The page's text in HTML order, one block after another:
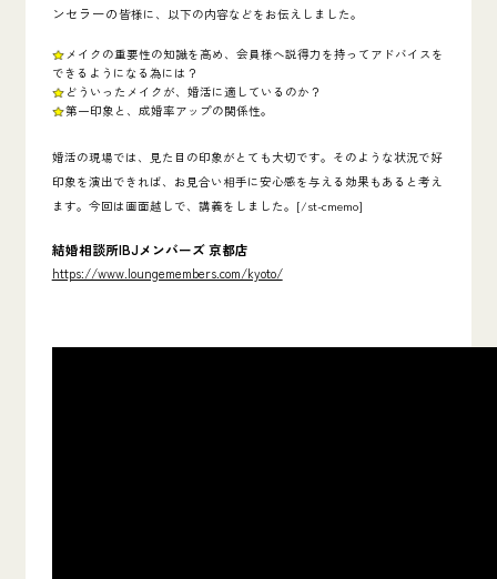
ンセラーの皆様に、以下の内容などをお伝えしました。
メイクの重要性の知識を高め、会員様へ説得力を持ってアドバイスを
できるようになる為には？
どういったメイクが、婚活に適しているのか？
第一印象と、成婚率アップの関係性。
婚活の現場では、見た目の印象がとても大切です。そのような状況で好
印象を演出できれば、お見合い相手に安心感を与える効果 もあると考え
ます。今回は画面越しで、講義をしました。[/st-cmemo]
結婚相談所IBJメンバーズ 京都店
https://www.loungemembers.com/kyoto/